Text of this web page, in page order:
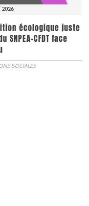
2026
écologique juste
CFDT face
SOCIALES